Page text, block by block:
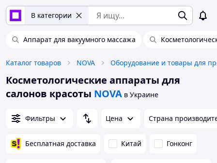
В категории
Аппарат для вакуумного массажа
Каталог товаров NOVA
Косметологические аппараты для
салонов красоты NOVA в Украине
Фильтры Цена Страна
Бесплатная доставка Китай Гонконг